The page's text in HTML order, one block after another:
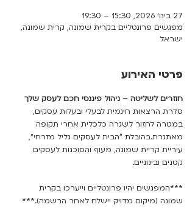
27 בינו׳ 2026, 15:30 – 19:30
מפגשים פרונטליים בקרית שמונה, קרית שמונה,
ישראל
פרטי האירוע
חוזרים לשליטה – ניהול פיננסי חכם לעסק שלך
סדרת הרצאות חינמית לבעלי ובעלות עסקים,
במטרה לחזור לשגרה כלכלית אחרי תקופה
מאתגרת.בהובלת "הבית לעסקים גליל מזרחי",
עיריית קריית שמונה, מעוף והסוכנות לעסקים
קטנים ובינוניים.
***המפגשים יהיו פרונטליים וייערכו בקרית
שמונה (מיקום מדויק יישלח לאחר הרשמה).***